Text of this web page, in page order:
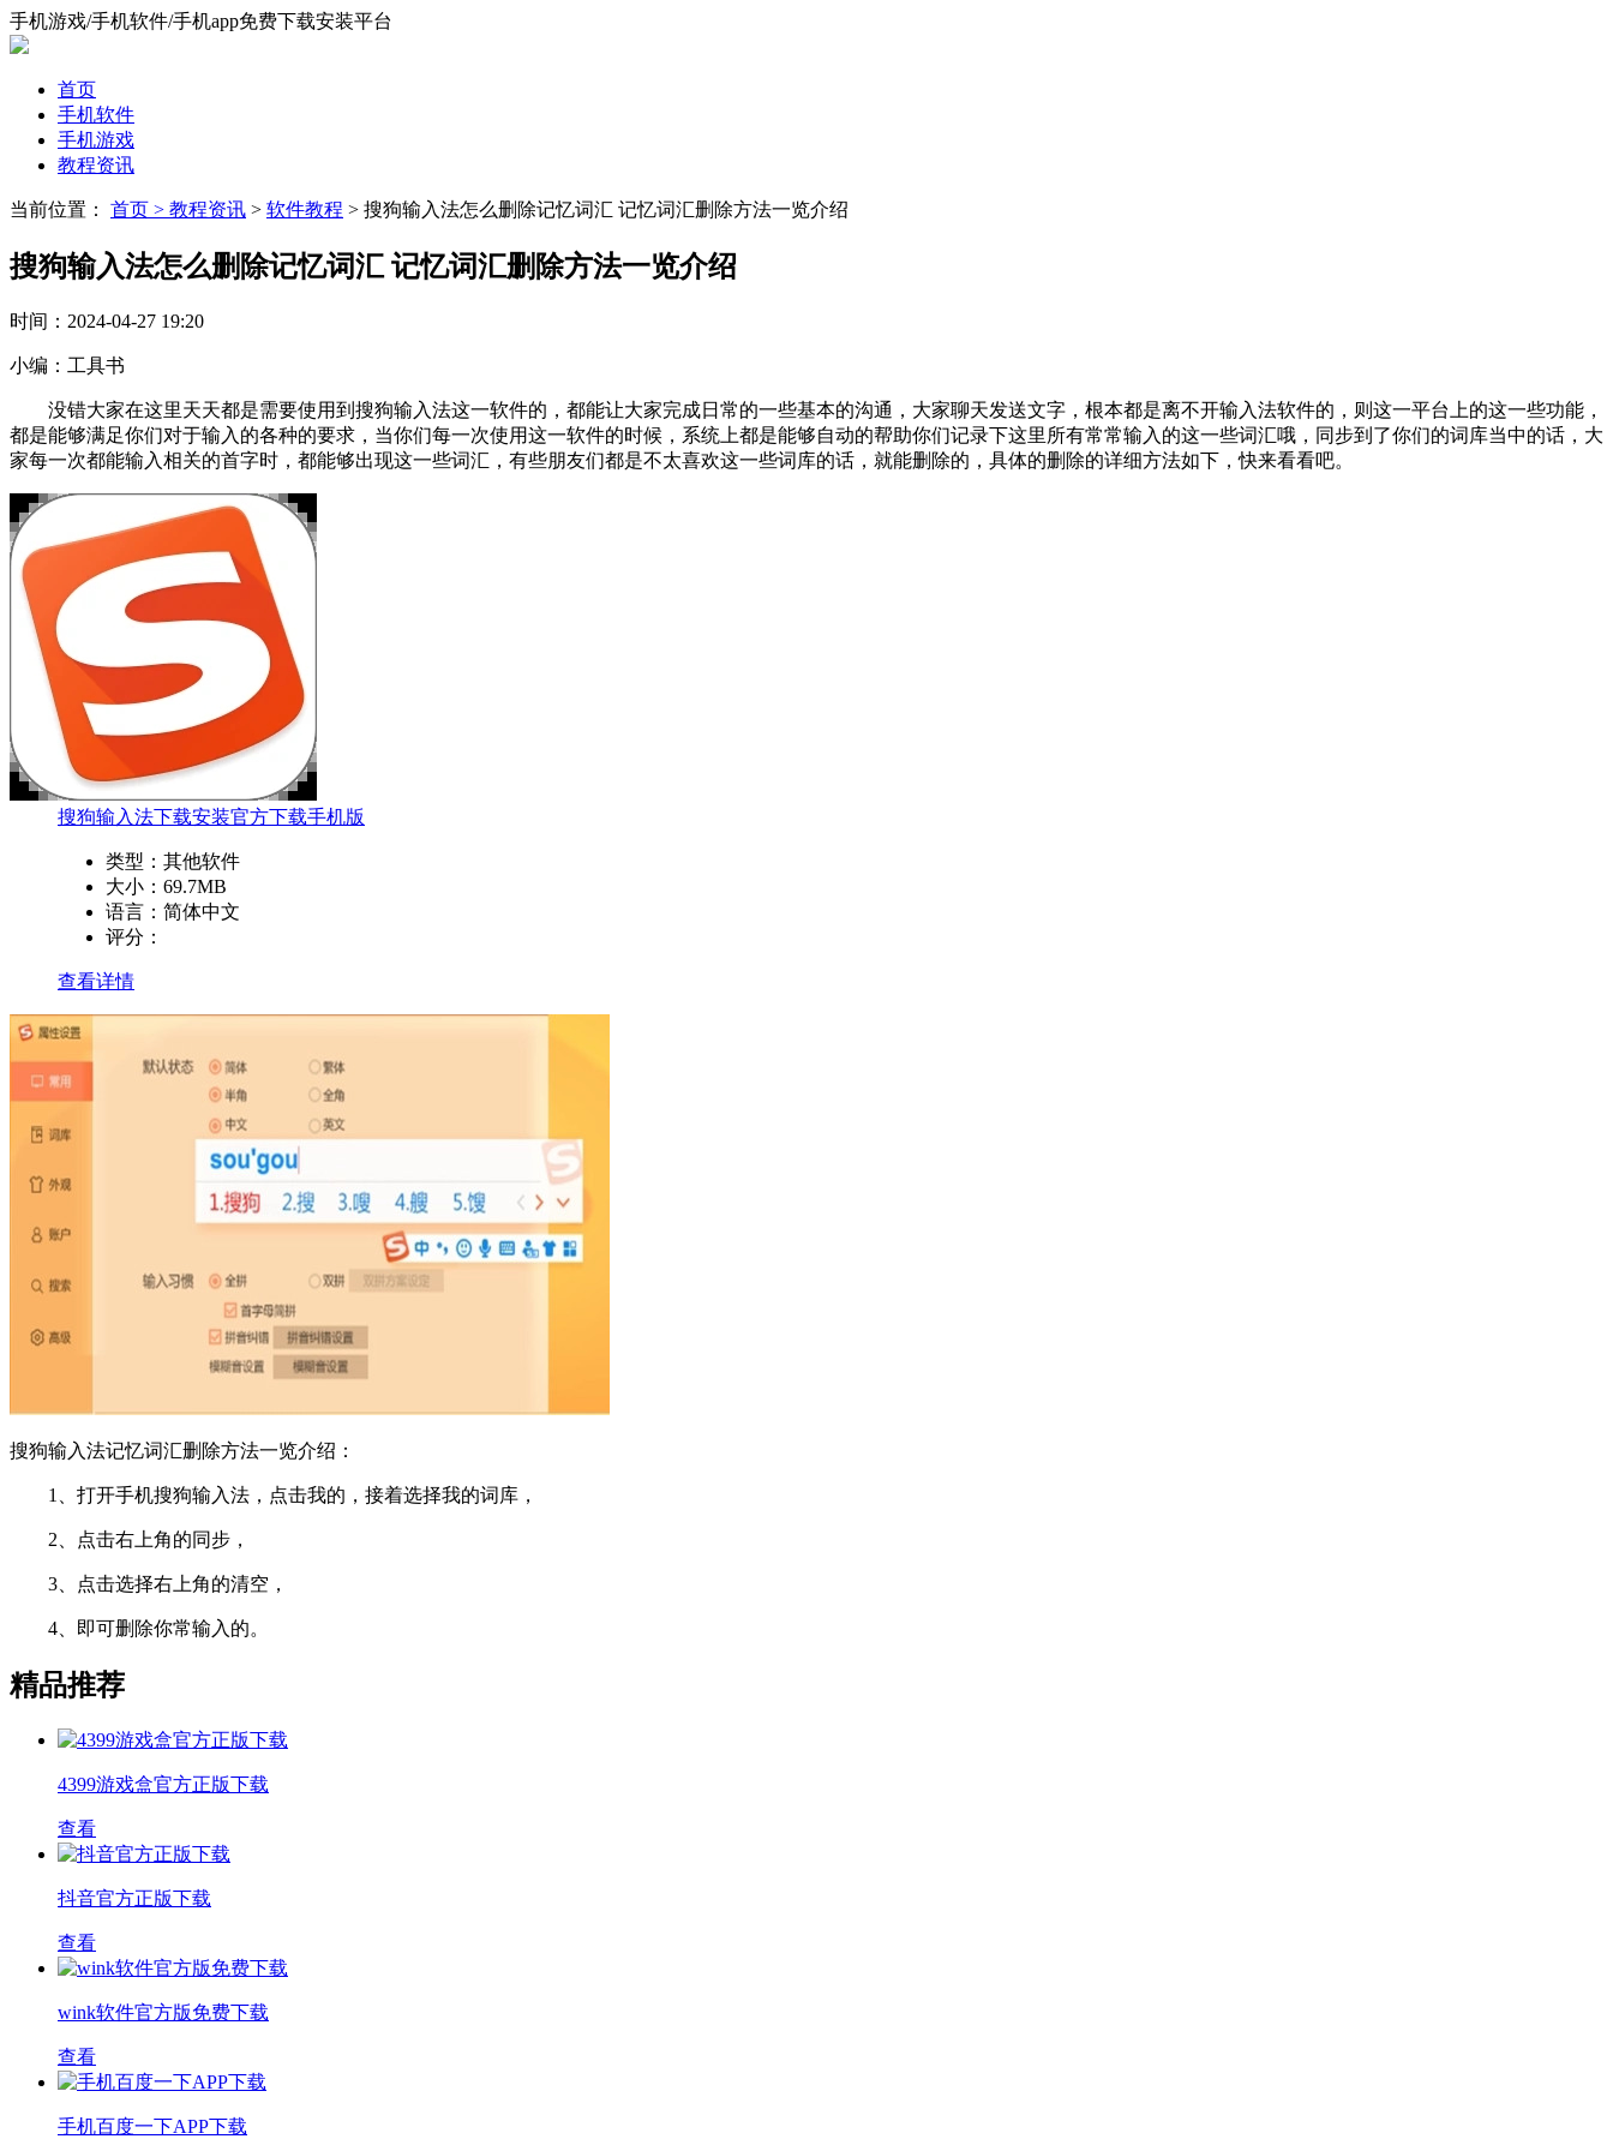
手机游戏/手机软件/手机app免费下载安装平台
首页
手机软件
手机游戏
教程资讯
当前位置： 首页 > 教程资讯 > 软件教程 > 搜狗输入法怎么删除记忆词汇 记忆词汇删除方法一览介绍
搜狗输入法怎么删除记忆词汇 记忆词汇删除方法一览介绍
时间： 2024-04-27 19:20
小编： 工具书
没错大家在这里天天都是需要使用到搜狗输入法这一软件的，都能让大家完成日常的一些基本的沟通，大家聊天发送文字，根本都是离不开输入法软件的，则这一平台上的这一些功能，
都是能够满足你们对于输入的各种的要求，当你们每一次使用这一软件的时候，系统上都是能够自动的帮助你们记录下这里所有常常输入的这一些词汇哦，同步到了你们的词库当中的话，大
家每一次都能输入相关的首字时，都能够出现这一些词汇，有些朋友们都是不太喜欢这一些词库的话，就能删除的，具体的删除的详细方法如下，快来看看吧。
搜狗输入法下载安装官方下载手机版
类型： 其他软件
大小： 69.7MB
语言： 简体中文
评分：
查看详情
搜狗输入法记忆词汇删除方法一览介绍：
1、打开手机搜狗输入法，点击我的，接着选择我的词库，
2、点击右上角的同步，
3、点击选择右上角的清空，
4、即可删除你常输入的。
精品推荐
4399游戏盒官方正版下载
查看
抖音官方正版下载
查看
wink软件官方版免费下载
查看
手机百度一下APP下载